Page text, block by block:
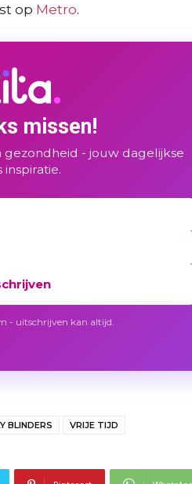
op Metro.
missen!
gezondheid - jouw dagelijkse
inspiratie.
- uitschrijven kan altijd.
BLINDERS VRIJE TIJD